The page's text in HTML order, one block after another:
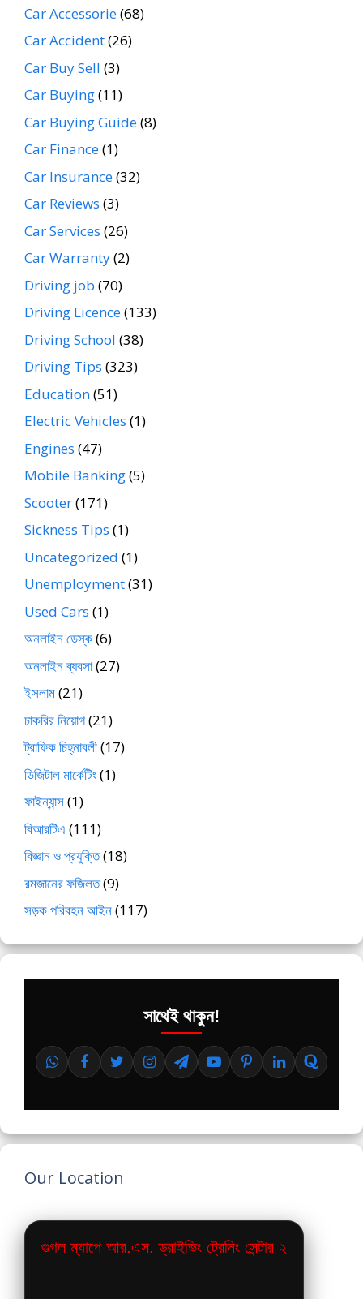
Car Accessorie(68)
Car Accident(26)
Car Buy Sell (3)
Car Buying(11)
Car Buying Guide(8)
Car Finance(1)
Car Insurance(32)
Car Reviews (3)
Car Services (26)
Car Warranty(2)
Driving job (70)
Driving Licence(133)
Driving School (38)
Driving Tips (323)
Education(51)
Electric Vehicles (1)
Engines (47)
Mobile Banking(5)
Scooter(171)
Sickness Tips (1)
Uncategorized (1)
Unemployment(31)
Used Cars (1)
অনলাইন ডেস্ক(6)
অনলাইন ব্যবসা(27)
ইসলাম(21)
চাকরির নিয়োগ(21)
ট্রাফিক চিহ্নাবলী(17)
ডিজিটাল মার্কেটিং(1)
ফাইন্যান্স(1)
বিআরটিএ (111)
বিজ্ঞান ও প্রযুক্তি(18)
রমজানের ফজিলত(9)
সড়ক পরিবহন আইন(117)
সাথেই থাকুন!
Our Location
গুগল ম্যাপে আর.এস. ড্রাইভিং ট্রেনিং সেন্টার ২